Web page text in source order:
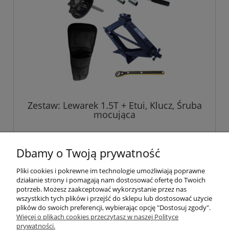
Zestaw: Lewarek 1.5T + Etui, Klucz, Śruba
mocująca
do koszyka
Pomoc
Dbamy o Twoją prywatność
Pliki cookies i pokrewne im technologie umożliwiają poprawne
działanie strony i pomagają nam dostosować ofertę do Twoich
potrzeb. Możesz zaakceptować wykorzystanie przez nas
wszystkich tych plików i przejść do sklepu lub dostosować użycie
plików do swoich preferencji, wybierając opcję "Dostosuj zgody".
Więcej o plikach cookies przeczytasz w naszej Polityce
prywatności.